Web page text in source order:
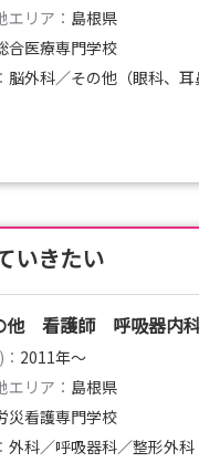
エリア： 島根県
合医療専門学校
脳外科／その他（眼科、
いきたい
他 看護師 呼吸器内
2011年〜
エリア： 島根県
災看護専門学校
外科／呼吸器科／整形外